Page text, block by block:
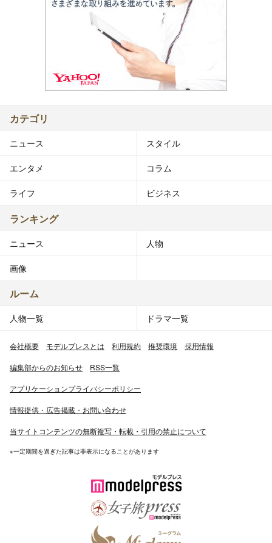
カテゴリ
ニュース スタイル
エンタメ コラム
ライフ ビジネス
ランキング
ニュース 人物
画像
ルーム
人物一覧 ドラマ一覧
会社概要 モデルプレスとは 利用規約 推奨環境 採用情報
編集部からのお知らせ RSS一覧
アプリケーションプライバシーポリシー
情報提供・広告掲載・お問い合わせ
当サイトコンテンツの無断複写・転載・引用の禁止について
※一定期間を過ぎた記事は非表示になることがあります